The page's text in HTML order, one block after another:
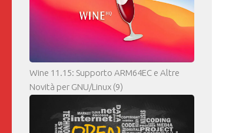
Wine 11.15: Supporto ARM64EC e Altre
Novità per GNU/Linux (9)